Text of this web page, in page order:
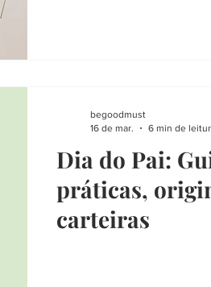
Dia do Pai:
práticas,
carteiras
begoodmust
16 de mar.
6 min de